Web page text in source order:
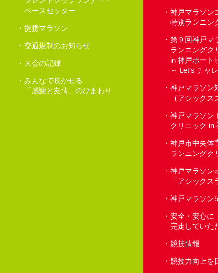
ペースセッター
提携マラソン
交通規制のお知らせ
大会の記録
みんなで咲かせる
「感謝と友情」のひまわり
神戸マラソン
特別ランニン
第９回神戸マ
ランニングク
in 神戸ポート
～ Let’s チャ
神戸マラソ
（アシックス
神戸マラソン
クリニック in
神戸市中央体
ランニングク
神戸マラソン
「アシック
神戸マラソン
安全・安心に
完走していた
競技情報
競技力向上を